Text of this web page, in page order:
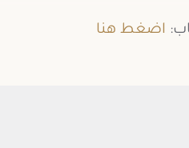
اضغط هنا